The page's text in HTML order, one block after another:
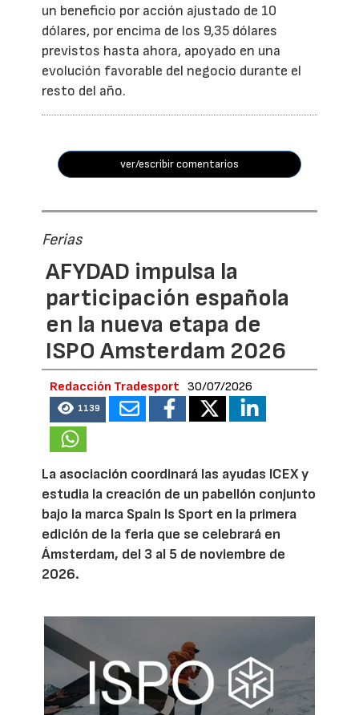
un beneficio por acción ajustado de 10
dólares, por encima de los 9,35 dólares
previstos hasta ahora, apoyado en una
evolución favorable del negocio durante el
resto del año.
ver/escribir comentarios
Ferias
AFYDAD impulsa la
participación española
en la nueva etapa de
ISPO Amsterdam 2026
Redacción Tradesport 30/07/2026
1139
La asociación coordinará las ayudas ICEX y
estudia la creación de un pabellón conjunto
bajo la marca Spain Is Sport en la primera
edición de la feria que se celebrará en
Ámsterdam, del 3 al 5 de noviembre de
2026.